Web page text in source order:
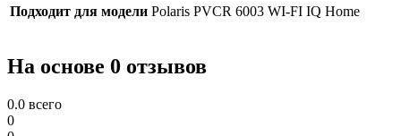
Подходит для модели Polaris PVCR 6003 WI-FI IQ Home
На основе 0 отзывов
0.0 всего
0